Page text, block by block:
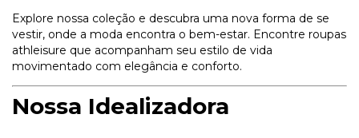
Explore nossa coleção e descubra uma nova forma de se
vestir, onde a moda encontra o bem-estar. Encontre roupas
athleisure que acompanham seu estilo de vida
movimentado com elegância e conforto.
Nossa Idealizadora